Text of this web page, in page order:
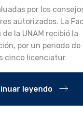
por los
autorizados. La
de la UNAM recibió la
por un periodo de
cinco licenciatur
leyendo